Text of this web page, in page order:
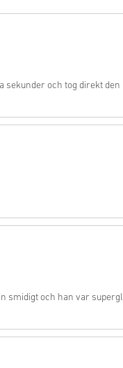
sekunder och tog direkt den
smidigt och han var